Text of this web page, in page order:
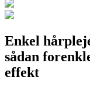
Enkel
sådan
effekt